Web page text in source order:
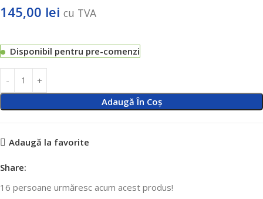
145,00 lei cu TVA
Disponibil pentru pre-comenzi
Adaugă În Coș
Adaugă la favorite
Share:
16 persoane urmăresc acum acest produs!